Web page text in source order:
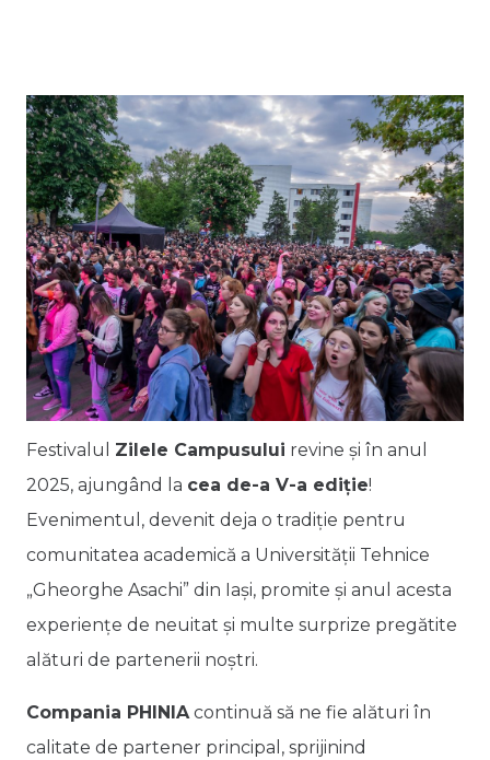
Festivalul Zilele Campusului revine și în anul
2025, ajungând la cea de-a V-a ediție!
Evenimentul, devenit deja o tradiție pentru
comunitatea academică a Universității Tehnice
„Gheorghe Asachi” din Iași, promite și anul acesta
experiențe de neuitat și multe surprize pregătite
alături de partenerii noștri.
Compania PHINIAcontinuă să ne fie alături în
calitate de partener principal, sprijinind